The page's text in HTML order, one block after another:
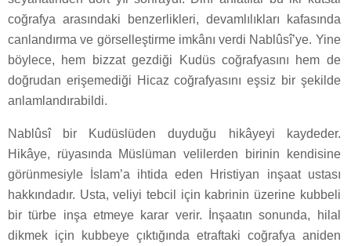
coğrafya arasındaki benzerlikleri, devamlılıkları kafasında
canlandırma ve görselleştirme imkânı verdi Nablûsî’ye. Yine
böylece, hem bizzat gezdiği Kudüs coğrafyasını hem de
doğrudan erişemediği Hicaz coğrafyasını eşsiz bir şekilde
anlamlandırabildi.
Nablûsî bir Kudüslüden duyduğu hikâyeyi kaydeder.
Hikâye, rüyasında Müslüman velilerden birinin kendisine
görünmesiyle İslam’a ihtida eden Hristiyan inşaat ustası
hakkındadır. Usta, veliyi tebcil için kabrinin üzerine kubbeli
bir türbe inşa etmeye karar verir. İnşaatın sonunda, hilal
dikmek için kubbeye çıktığında etraftaki coğrafya aniden